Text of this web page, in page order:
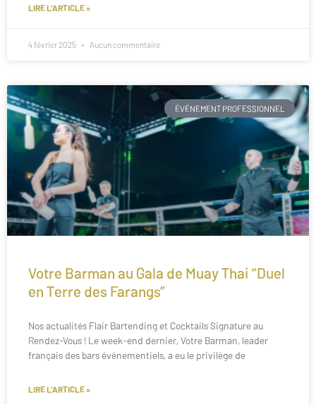
LIRE L'ARTICLE »
4 février 2025 Aucun commentaire
ÉVÉNEMENT PROFESSIONNEL
Votre Barman au Gala de Muay Thai “Duel
en Terre des Farangs”
Nos actualités Flair Bartending et Cocktails Signature au
Rendez-Vous ! Le week-end dernier, Votre Barman, leader
français des bars événementiels, a eu le privilège de
LIRE L'ARTICLE »